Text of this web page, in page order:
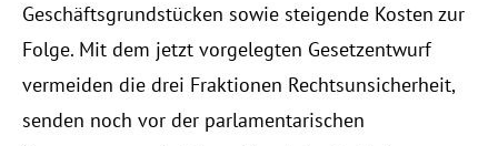
Geschäftsgrundstücken sowie steigende Kosten zur
Folge. Mit dem jetzt vorgelegten Gesetzentwurf
vermeiden die drei Fraktionen Rechtsunsicherheit,
senden noch vor der parlamentarischen